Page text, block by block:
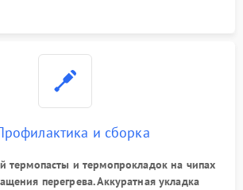
и сборка
термопасты и термопрокладок на чипах
перегрева. Аккуратная укладка